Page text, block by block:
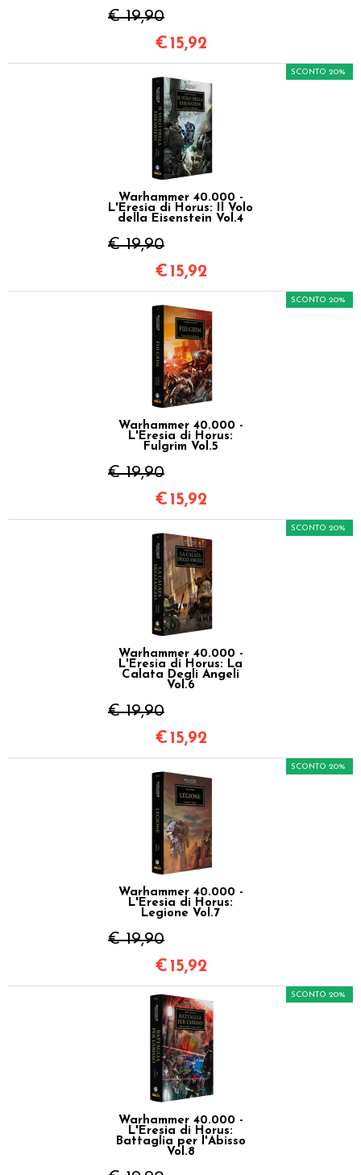
€ 19,90
€ 15,92
Warhammer 40.000 -
L'Eresia di Horus: Il Volo
della Eisenstein Vol.4
€ 19,90
SCONTO 20%
€ 15,92
Warhammer 40.000 -
L'Eresia di Horus:
Fulgrim Vol.5
€ 19,90
SCONTO 20%
€ 15,92
Warhammer 40.000 -
L'Eresia di Horus: La
Calata Degli Angeli
Vol.6
€ 19,90
SCONTO 20%
€ 15,92
Warhammer 40.000 -
L'Eresia di Horus:
Legione Vol.7
€ 19,90
SCONTO 20%
€ 15,92
Warhammer 40.000 -
L'Eresia di Horus:
Battaglia per l'Abisso
Vol.8
SCONTO 20%